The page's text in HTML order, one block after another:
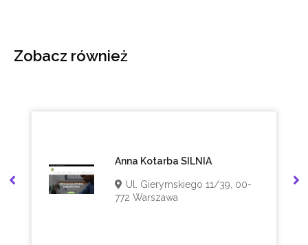
Zobacz również
Anna Kotarba SILNIA
Ul. Gierymskiego 11/39, 00-
772 Warszawa